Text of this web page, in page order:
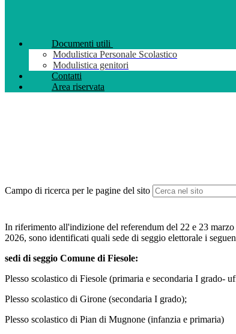
Documenti utili
Modulistica Personale Scolastico
Modulistica genitori
Contatti
Area riservata
Campo di ricerca per le pagine del sito
In riferimento all'indizione del referendum del 22 e 23
2026, sono identificati quali sede di seggio elettorale i
sedi di seggio Comune di Fiesole:
Plesso scolastico di Fiesole (primaria e secondaria I grado-
Plesso scolastico di Girone (secondaria I grado);
Plesso scolastico di Pian di Mugnone (infanzia e primaria)